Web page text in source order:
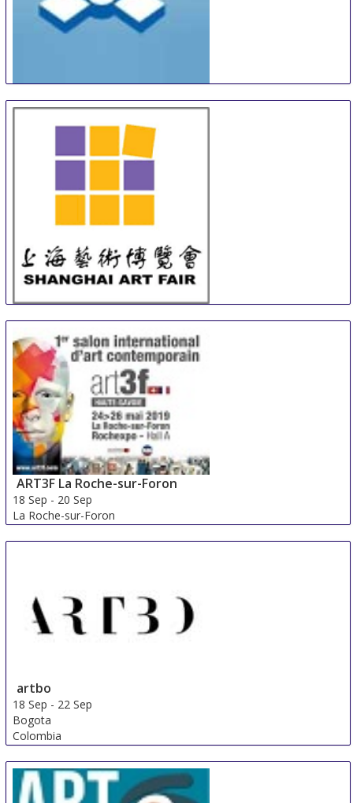
12 Sep-13 Sep
Shanghai
China
ART3F La Roche-sur-Foron
18 Sep - 20 Sep
La Roche-sur-Foron
artbo
18 Sep - 22 Sep
Bogota
Colombia